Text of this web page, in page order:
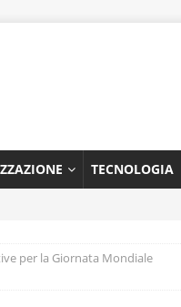
TECNOLOGIA
per la Giornata Mondiale